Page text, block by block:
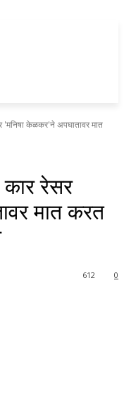
'मनिषा केळकर'ने अपघातावर मात
कार रेसर
मात करत
0
612